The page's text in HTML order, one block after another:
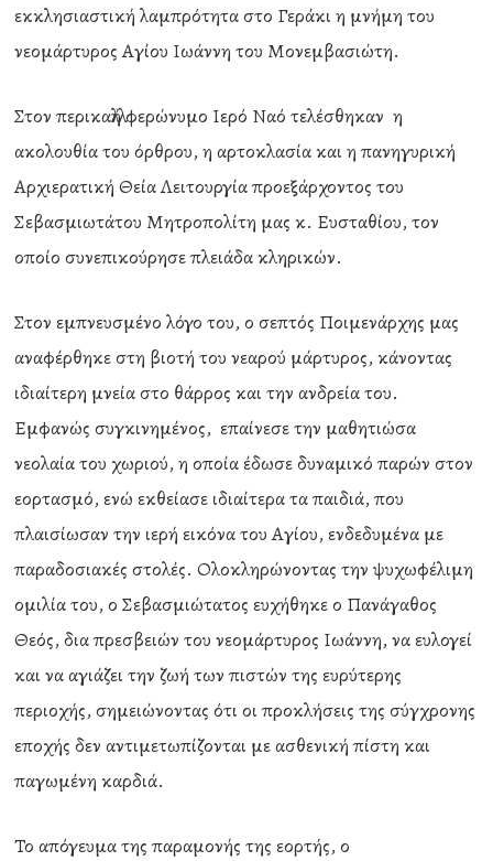
εκκλησιαστική λαμπρότητα στο Γεράκι η μνήμη του
νεομάρτυρος Αγίου Ιωάννη του Μονεμβασιώτη.
Στον περικαλλή φερώνυμο Ιερό Ναό τελέσθηκαν η
ακολουθία του όρθρου, η αρτοκλασία και η πανηγυρική
Αρχιερατική Θεία Λειτουργία προεξάρχοντος του
Σεβασμιωτάτου Μητροπολίτη μας κ. Ευσταθίου, τον
οποίο συνεπικούρησε πλειάδα κληρικών.
Στον εμπνευσμένο λόγο του, ο σεπτός Ποιμενάρχης μας
αναφέρθηκε στη βιοτή του νεαρού μάρτυρος, κάνοντας
ιδιαίτερη μνεία στο θάρρος και την ανδρεία του.
Εμφανώς συγκινημένος, επαίνεσε την μαθητιώσα
νεολαία του χωριού, η οποία έδωσε δυναμικό παρών στον
εορτασμό, ενώ εκθείασε ιδιαίτερα τα παιδιά, που
πλαισίωσαν την ιερή εικόνα του Αγίου, ενδεδυμένα με
παραδοσιακές στολές. Ολοκληρώνοντας την ψυχωφέλιμη
ομιλία του, ο Σεβασμιώτατος ευχήθηκε ο Πανάγαθος
Θεός, δια πρεσβειών του νεομάρτυρος Ιωάννη, να ευλογεί
και να αγιάζει την ζωή των πιστών της ευρύτερης
περιοχής, σημειώνοντας ότι οι προκλήσεις της σύγχρονης
εποχής δεν αντιμετωπίζονται με ασθενική πίστη και
παγωμένη καρδιά.
Το απόγευμα της παραμονής της εορτής, ο